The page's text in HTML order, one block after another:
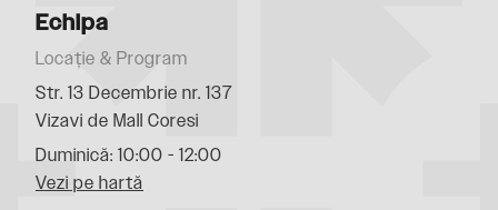
Echipa
Locație & Program
Str. 13 Decembrie nr. 137
Vizavi de Mall Coresi
Duminică: 10:00 - 12:00
Vezi pe hartă